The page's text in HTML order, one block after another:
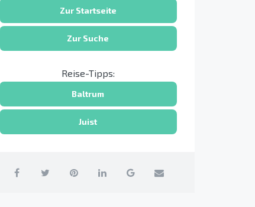
Zur Startseite
Zur Suche
Reise-Tipps:
Baltrum
Juist